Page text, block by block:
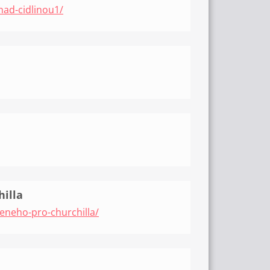
cidlinou1/
pro-churchilla/